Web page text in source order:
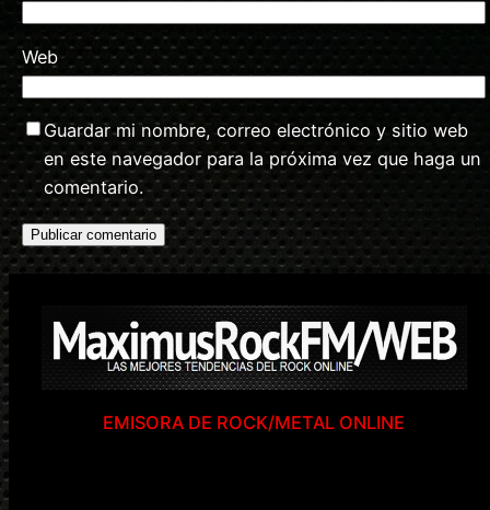
Web
Guardar mi nombre, correo electrónico y sitio web
en este navegador para la próxima vez que haga un
comentario.
EMISORA DE ROCK/METAL ONLINE